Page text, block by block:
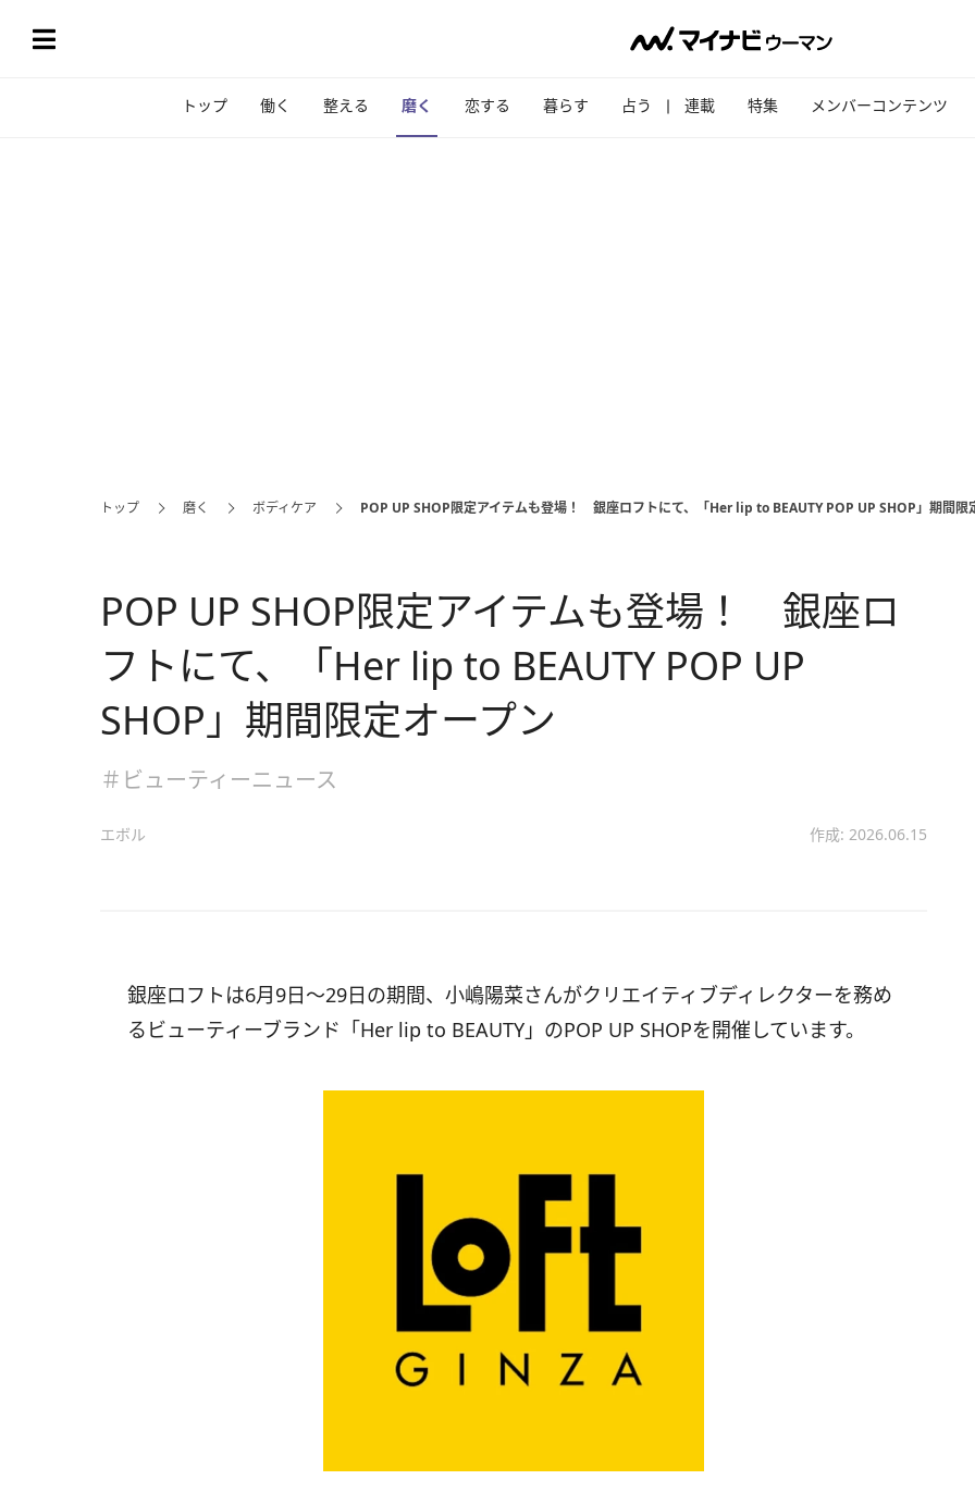
トップ 働く 整える 磨く 恋する 暮らす 占う 連載 特集 メンバーコンテンツ
トップ 磨く ボディケア POP UP SHOP限定アイテムも登場！ 銀座ロフトにて、「Her lip to BEAUTY POP UP SHOP」期間限
POP UP SHOP限定アイテムも登場！ 銀座ロ
フトにて、「Her lip to BEAUTY POP UP
SHOP」期間限定オープン
＃ビューティーニュース
エボル 作成: 2026.06.15
銀座ロフトは6月9日〜29日の期間、小嶋陽菜さんがクリエイティブディレクターを務め
るビューティーブランド「Her lip to BEAUTY」のPOP UP SHOPを開催しています。